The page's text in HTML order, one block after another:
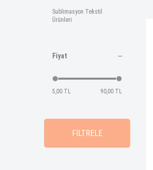
Sublimasyon Tekstil
Ürünleri
Fiyat
5,00 TL 90,00 TL
FİLTRELE